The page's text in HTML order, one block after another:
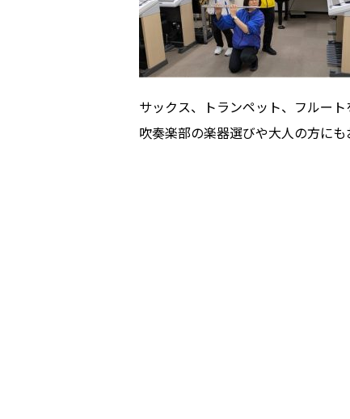
サックス、トランペット、フルー
吹奏楽部の楽器選びや大人の方にも